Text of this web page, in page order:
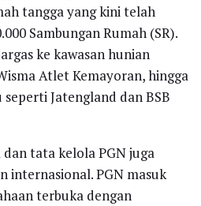
tangga yang kini telah
Sambungan Rumah (SR).
ke kawasan hunian
Atlet Kemayoran, hingga
Jatengland dan BSB
tata kelola PGN juga
internasional. PGN masuk
terbuka dengan